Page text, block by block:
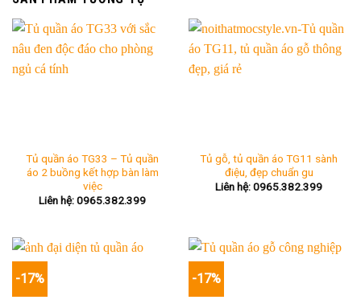
Tủ quần áo TG33 – Tủ quần
áo 2 buồng kết hợp bàn làm
việc
Liên hệ: 0965.382.399
Tủ gỗ, tủ quần áo TG11 sành
điệu, đẹp chuẩn gu
Liên hệ: 0965.382.399
-17% -17%